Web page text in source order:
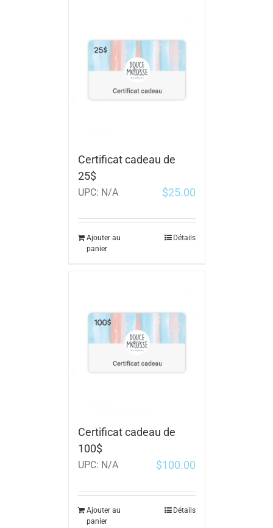
Certificat cadeau de
25$
UPC: N/A $25.00
Ajouter au
panier
Détails
Certificat cadeau de
100$
UPC: N/A $100.00
Ajouter au
panier
Détails